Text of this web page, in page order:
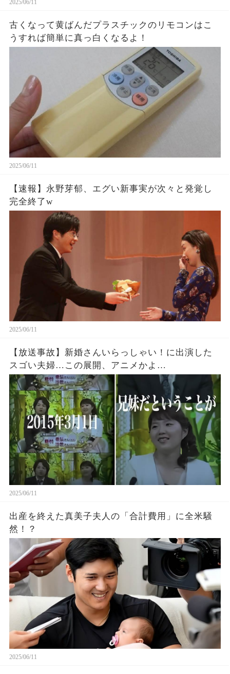
2025/06/11
古くなって黄ばんだプラスチックのリモコンはこ
うすれば簡単に真っ白くなるよ！
2025/06/11
【速報】永野芽郁、エグい新事実が次々と発覚し
完全終了w
2025/06/11
【放送事故】新婚さんいらっしゃい！に出演した
スゴい夫婦…この展開、アニメかよ…
2025/06/11
出産を終えた真美子夫人の「合計費用」に全米騒
然！？
2025/06/11